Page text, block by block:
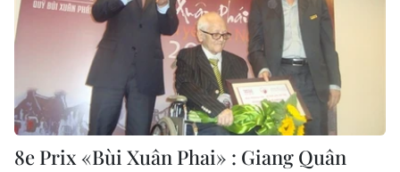
8e Prix «Bùi Xuân Phai» : Giang Quân